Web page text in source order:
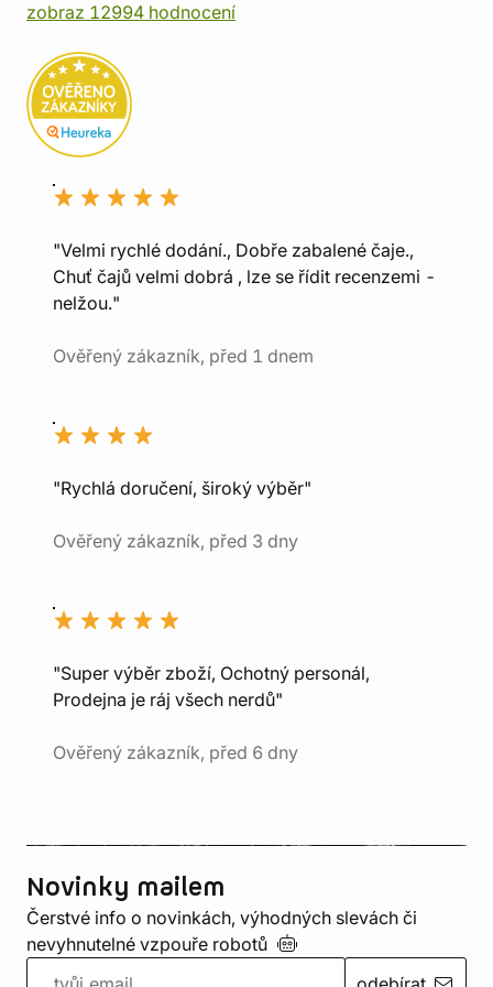
zobraz 12994 hodnocení
"Velmi rychlé dodání., Dobře zabalené čaje.,
Chuť čajů velmi dobrá , lze se řídit recenzemi -
nelžou."
Ověřený zákazník, před 1 dnem
"Rychlá doručení, široký výběr"
Ověřený zákazník, před 3 dny
"Super výběr zboží, Ochotný personál,
Prodejna je ráj všech nerdů"
Ověřený zákazník, před 6 dny
Novinky mailem
Čerstvé info o novinkách, výhodných slevách či
nevyhnutelné vzpouře robotů